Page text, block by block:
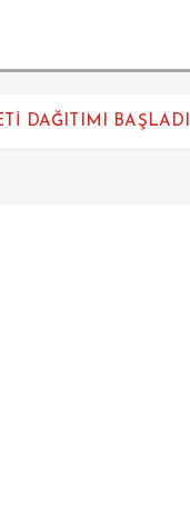
DAĞITIMI BAŞLADI